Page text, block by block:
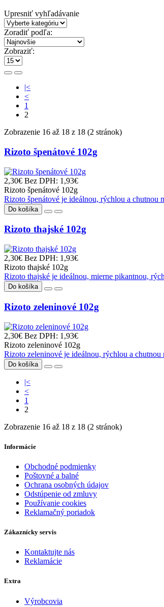
Upresniť vyhľadávanie
Zoradiť podľa:
Zobraziť:
|<
<
1
2
Zobrazenie 16 až 18 z 18 (2 stránok)
Rizoto špenátové 102g
2,30€ Bez DPH: 1,93€
Rizoto špenátové 102g
Rizoto špenátové je ideálnou, rýchlou a chutnou
Do košíka
Rizoto thajské 102g
2,30€ Bez DPH: 1,93€
Rizoto thajské 102g
Rizoto thajské je ideálnou, mierne pikantnou,
Do košíka
Rizoto zeleninové 102g
2,30€ Bez DPH: 1,93€
Rizoto zeleninové 102g
Rizoto zeleninové je ideálnou, rýchlou a
Do košíka
|<
<
1
2
Zobrazenie 16 až 18 z 18 (2 stránok)
Informácie
Obchodné podmienky
Poštovné a balné
Ochrana osobných údajov
Odstúpenie od zmluvy
Používanie cookies
Reklamačný poriadok
Zákaznícky servis
Kontaktujte nás
Reklamácie
Extra
Výrobcovia